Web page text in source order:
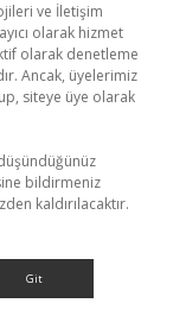
ve İletişim
olarak hizmet
olarak denetleme
Ancak, üyelerimiz
siteye üye olarak
bildirmeniz
kaldırılacaktır.